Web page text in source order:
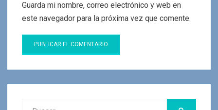
Guarda mi nombre, correo electrónico y web en
este navegador para la próxima vez que comente.